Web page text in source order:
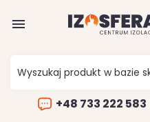

+48 733 222 583